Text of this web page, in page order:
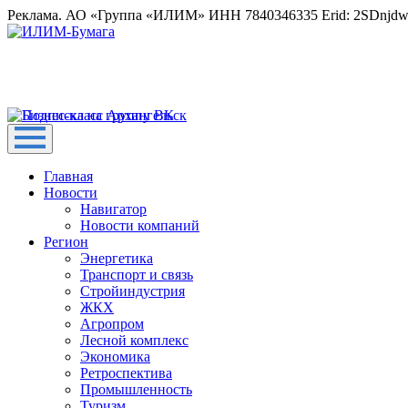
Реклама. АО «Группа «ИЛИМ» ИНН 7840346335 Erid:
Главная
Новости
Навигатор
Новости компаний
Регион
Энергетика
Транспорт и связь
Стройиндустрия
ЖКХ
Агропром
Лесной комплекс
Экономика
Ретроспектива
Промышленность